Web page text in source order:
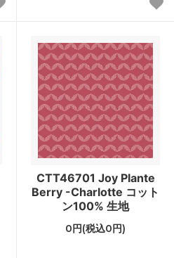
CTT46701 Joy Plante
Berry -Charlotte コット
ン100% 生地
0円(税込0円)